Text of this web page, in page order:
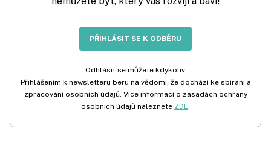
PŘIHLÁSIT SE K ODBĚRU
Odhlásit se můžete kdykoliv.
Přihlášením k newsletteru beru na vědomí, že dochází ke sbírání a
zpracování osobních údajů. Více informací o zásadách ochrany
osobních údajů naleznete ZDE.